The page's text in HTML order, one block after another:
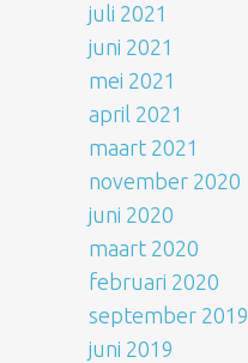
juli 2021
juni 2021
mei 2021
april 2021
maart 2021
november 2020
juni 2020
maart 2020
februari 2020
september 2019
juni 2019